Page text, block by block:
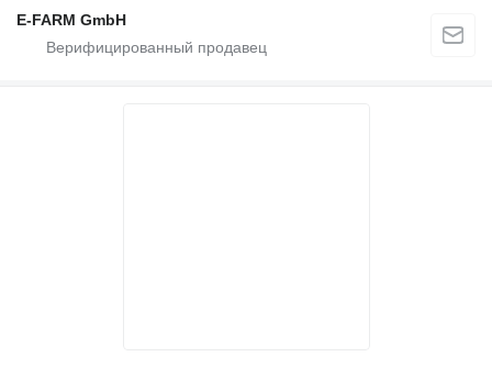
E-FARM GmbH